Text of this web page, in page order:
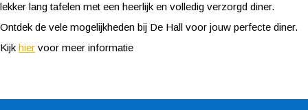
lekker lang tafelen met een heerlijk en volledig verzorgd diner.
Ontdek de vele mogelijkheden bij De Hall voor jouw perfecte diner.
Kijk hier voor meer informatie